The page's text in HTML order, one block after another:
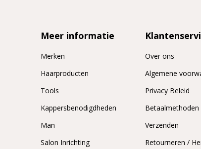
Meer informatie
Merken
Haarproducten
Tools
Kappersbenodigdheden
Man
Salon Inrichting
Over ons
Algemene
Privacy Beleid
Betaalmethoden
Verzenden
Retourneren /